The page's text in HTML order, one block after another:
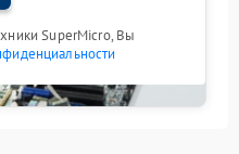
SuperMicro, Вы